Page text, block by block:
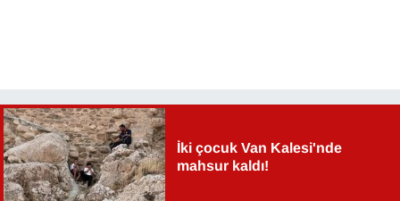
İki çocuk Van Kalesi'nde
mahsur kaldı!